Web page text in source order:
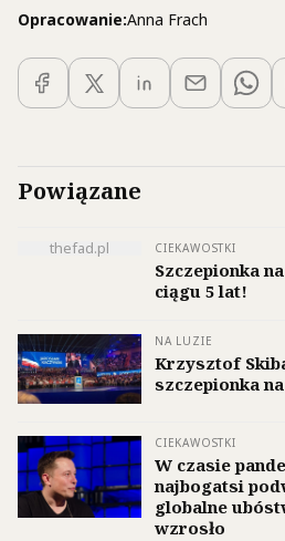
Opracowanie:Anna Frach
Powiązane
thefad.pl CIEKAWOSTKI
Szczepionka
ciągu 5 lat!
NA LUZIE
Krzysztof
szczepionka
CIEKAWOSTKI
W czasie
najbogatsi
globalne
wzrosło